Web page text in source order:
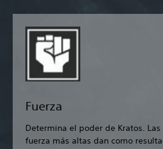
Fuerza
Determina el poder de Kratos.
fuerza más altas dan como